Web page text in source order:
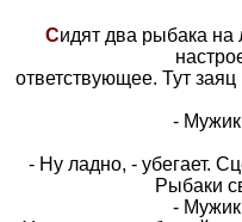
Сидят два рыбака на
ответствующее. Тут заяц
-
- Ну ладно, - убегает.
Рыбаки
-